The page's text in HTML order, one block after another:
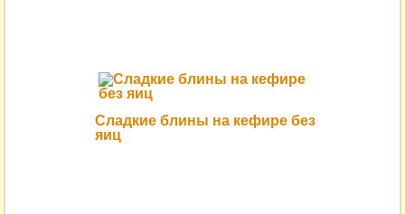
Сладкие блины на кефире без
яиц